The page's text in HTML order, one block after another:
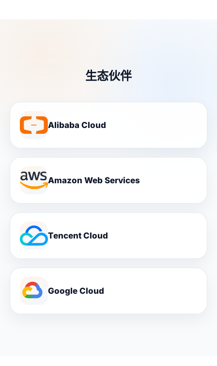
生态伙伴
Alibaba Cloud
Amazon Web Services
Tencent Cloud
Google Cloud